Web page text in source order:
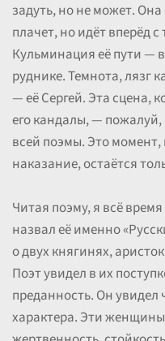
задуть, но не может.
плачет, но идёт вперёд
Кульминация её пути —
руднике. Темнота, лязг
— её Сергей. Эта сцена,
его кандалы, —
всей поэмы. Это момент,
наказание, остаётся
Читая поэму, я всё
назвал её именно
о двух княгинях,
Поэт увидел в их
преданность. Он увидел
характера. Эти